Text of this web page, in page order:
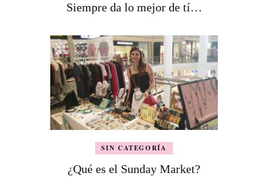
Siempre da lo mejor de tí…
SIN CATEGORÍA
¿Qué es el Sunday Market?